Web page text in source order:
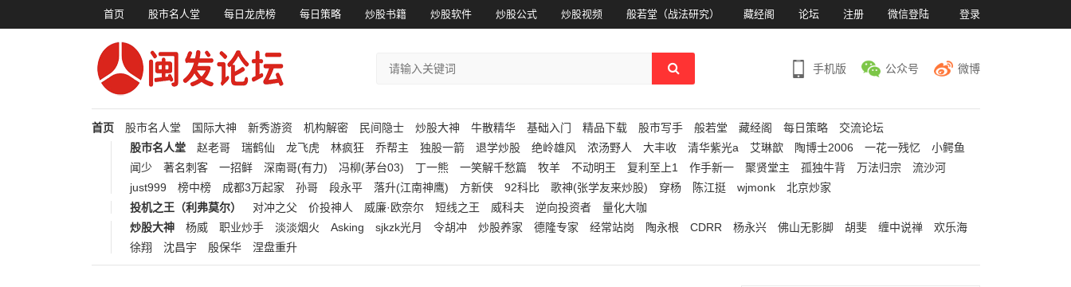
首页 股市名人堂 每日龙虎榜 每日策略 炒股书籍 炒股软件 炒股公式 炒股视频 般若堂（战法研究） 藏经阁 论坛 注册 微信登陆 登录
手机版 公众号 微博
首页 股市名人堂 国际大神 新秀游资 机构解密 民间隐士 炒股大神 牛散精华 基础入门 精品下载 股市写手 般若堂 藏经阁 每日策略
交流论坛
股市名人堂
赵老哥 瑞鹤仙 龙飞虎 林疯狂 乔帮主 独股一箭 退学炒股 绝岭雄风 浓汤野人 大丰收 清华紫光a 艾琳歆 陶博士2006 一花一残忆
小鳄鱼
闻少
著名刺客 一招鲜 深南哥(有力) 冯柳(茅台03) 丁一熊 一笑解千愁篇 牧羊 不动明王 复利至上1 作手新一 聚贤堂主 孤独牛背 万法归宗
流沙河
just999
榜中榜 成都3万起家 孙哥 段永平 落升(江南神鹰) 方新侠 92科比 歌神(张学友来炒股) 穿杨 陈江挺 wjmonk
北京炒家
投机之王（利弗莫尔）
对冲之父 价投神人 威廉·欧奈尔 短线之王 威科夫 逆向投资者
量化大咖
炒股大神
杨威 职业炒手 淡淡烟火 Asking sjkzk光月 令胡冲 炒股养家 德隆专家 经常站岗 陶永根 CDRR 杨永兴 佛山无影脚 胡斐 缠中说禅
欢乐海
徐翔
沈昌宇 殷保华 涅盘重升